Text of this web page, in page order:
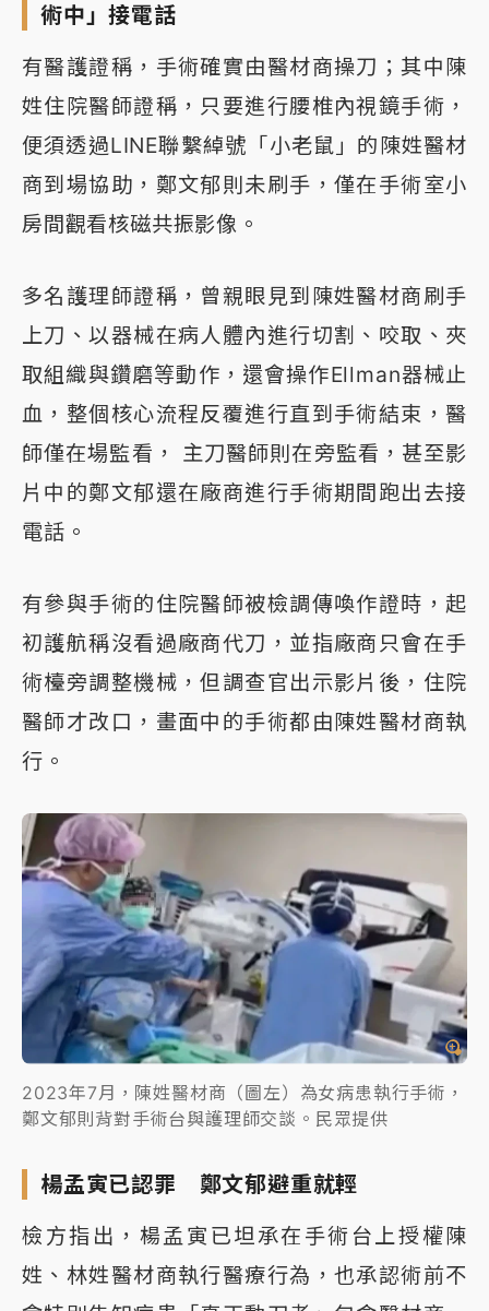
術中」接電話
有醫護證稱，手術確實由醫材商操刀；其中陳
姓住院醫師證稱，只要進行腰椎內視鏡手術，
便須透過LINE聯繫綽號「小老鼠」的陳姓醫材
商到場協助，鄭文郁則未刷手，僅在手術室小
房間觀看核磁共振影像。
多名護理師證稱，曾親眼見到陳姓醫材商刷手
上刀、以器械在病人體內進行切割、咬取、夾
取組織與鑽磨等動作，還會操作Ellman器械止
血，整個核心流程反覆進行直到手術結束，醫
師僅在場監看， 主刀醫師則在旁監看，甚至影
片中的鄭文郁還在廠商進行手術期間跑出去接
電話。
有參與手術的住院醫師被檢調傳喚作證時，起
初護航稱沒看過廠商代刀，並指廠商只會在手
術檯旁調整機械，但調查官出示影片後，住院
醫師才改口，畫面中的手術都由陳姓醫材商執
行。
2023年7月，陳姓醫材商（圖左）為女病患執行手術，
鄭文郁則背對手術台與護理師交談。民眾提供
楊孟寅已認罪 鄭文郁避重就輕
檢方指出，楊孟寅已坦承在手術台上授權陳
姓、林姓醫材商執行醫療行為，也承認術前不